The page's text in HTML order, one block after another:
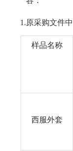
1.原采购文件中
样品名称
西服外套